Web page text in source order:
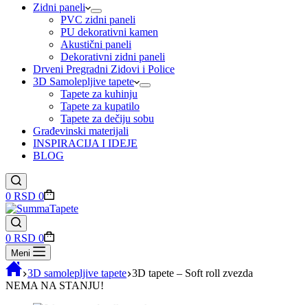
Zidni paneli
PVC zidni paneli
PU dekorativni kamen
Akustični paneli
Dekorativni zidni paneli
Drveni Pregradni Zidovi i Police
3D Samolepljive tapete
Tapete za kuhinju
Tapete za kupatilo
Tapete za dečiju sobu
Građevinski materijali
INSPIRACIJA I IDEJE
BLOG
Shopping
cart
0 RSD 0
Shopping
cart
0 RSD 0
Meni
3D samolepljive tapete 3D tapete – Soft roll zvezda
NEMA NA STANJU!